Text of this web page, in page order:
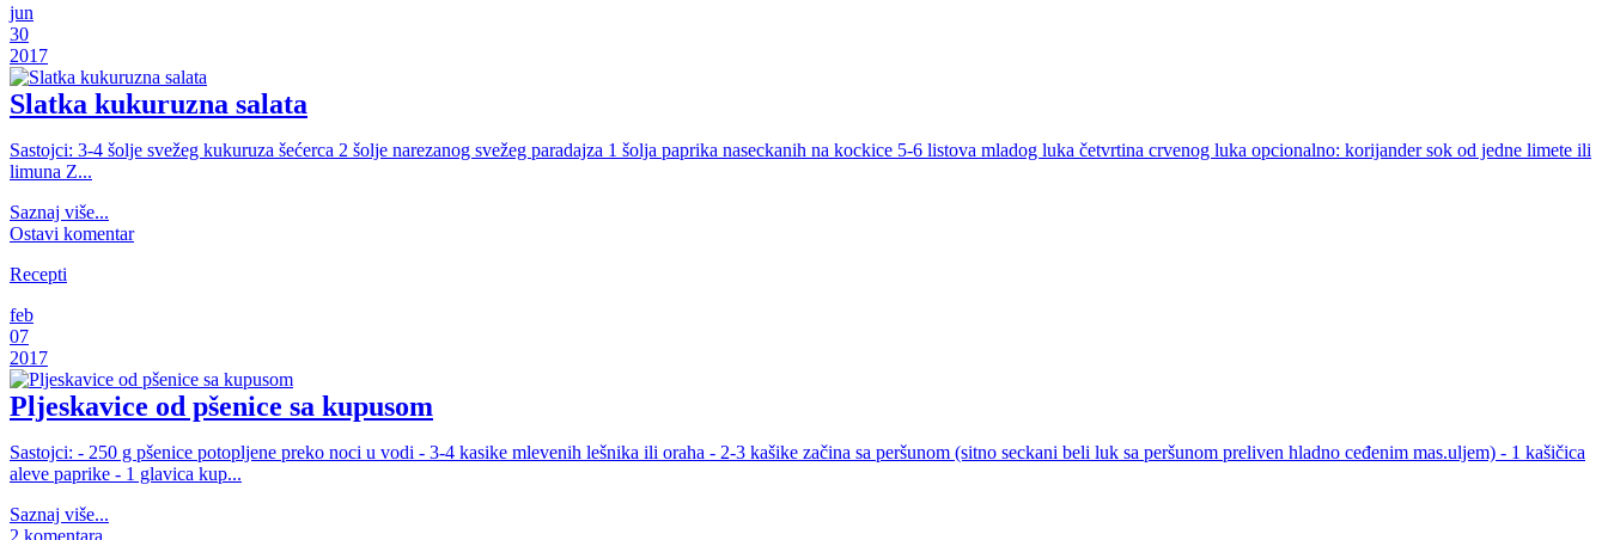
jun
30
2017
Slatka kukuruzna salata
Sastojci: 3-4 šolje svežeg kukuruza šećerca 2 šolje narezanog svežeg paradajza 1 šolja paprika naseckanih na kockice 5-6 listova mladog luka četvrtina crvenog luka opcionalno: korijander sok od jedne limete ili
limuna Z...
Saznaj više...
Ostavi komentar
Recepti
feb
07
2017
Pljeskavice od pšenice sa kupusom
Sastojci: - 250 g pšenice potopljene preko noci u vodi - 3-4 kasike mlevenih lešnika ili oraha - 2-3 kašike začina sa peršunom (sitno seckani beli luk sa peršunom preliven hladno ceđenim mas.uljem) - 1 kašičica
aleve paprike - 1 glavica kup...
Saznaj više...
2 komentara